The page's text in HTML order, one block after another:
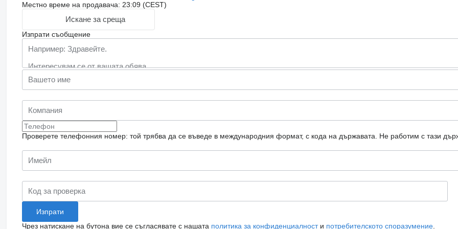
Местно време на продавача: 23:09 (CEST)
Искане за среща
Изпрати съобщение
Проверете телефонния номер: той трябва да се въведе в международния формат, с кода на държавата. Не работим с тази
Чрез натискане на бутона вие се съгласявате с нашата политика за конфиденциалности потребителското споразумение.